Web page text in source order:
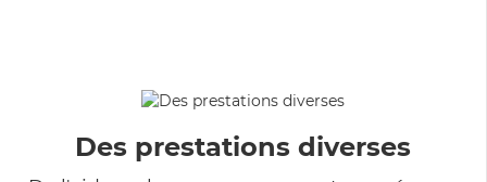
Des prestations diverses